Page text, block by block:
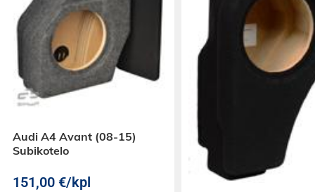
Audi A4 Avant (08-15)
Subikotelo
151,00 €/kpl